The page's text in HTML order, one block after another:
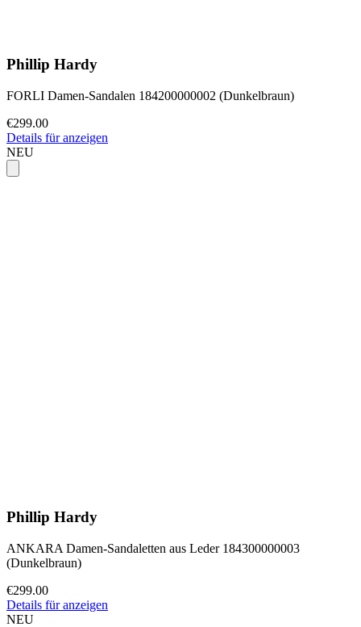
Phillip Hardy
FORLI Damen-Sandalen 184200000002 (Dunkelbraun)
€299.00
Details für anzeigen
NEU
Phillip Hardy
ANKARA Damen-Sandaletten aus Leder 184300000003
(Dunkelbraun)
€299.00
Details für anzeigen
NEU